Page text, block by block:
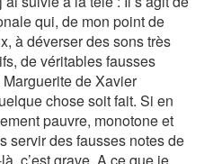
qui, de mon point de
à déverser des sons très
de véritables fausses
de Xavier
chose soit fait. Si en
pauvre, monotone et
servir des fausses notes de